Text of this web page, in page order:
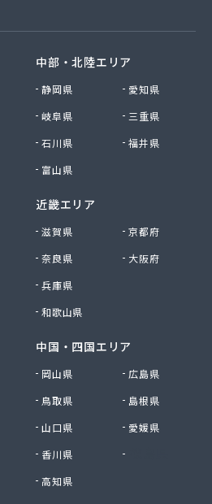
中部・北陸エリア
静岡県
愛知県
岐阜県
三重県
石川県
福井県
富山県
近畿エリア
滋賀県
京都府
奈良県
大阪府
兵庫県
和歌山県
中国・四国エリア
岡山県
広島県
鳥取県
島根県
山口県
愛媛県
香川県
高知県